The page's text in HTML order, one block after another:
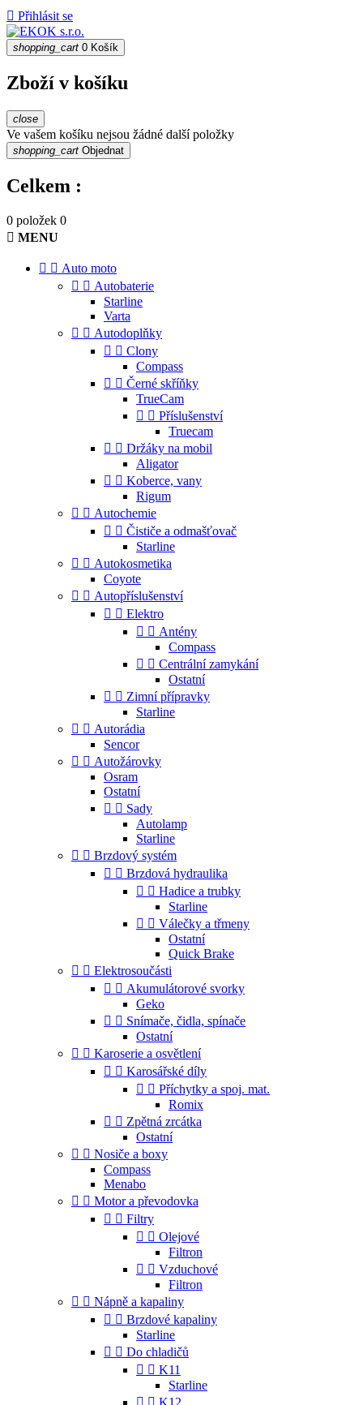
 Přihlásit se
shopping_cart 0 Košík
Zboží v košíku
close
Ve vašem košíku nejsou žádné další položky
shopping_cart Objednat
Celkem :
0 položek 0
 MENU
  Auto moto
  Autobaterie
Starline
Varta
  Autodoplňky
  Clony
Compass
  Černé skříňky
TrueCam
  Příslušenství
Truecam
  Držáky na mobil
Aligator
  Koberce, vany
Rigum
  Autochemie
  Čističe a odmašťovač
Starline
  Autokosmetika
Coyote
  Autopříslušenství
  Elektro
  Antény
Compass
  Centrální zamykání
Ostatní
  Zimní přípravky
Starline
  Autorádia
Sencor
  Autožárovky
Osram
Ostatní
  Sady
Autolamp
Starline
  Brzdový systém
  Brzdová hydraulika
  Hadice a trubky
Starline
  Válečky a třmeny
Ostatní
Quick Brake
  Elektrosoučásti
  Akumulátorové svorky
Geko
  Snímače, čidla, spínače
Ostatní
  Karoserie a osvětlení
  Karosářské díly
  Příchytky a spoj. mat.
Romix
  Zpětná zrcátka
Ostatní
  Nosiče a boxy
Compass
Menabo
  Motor a převodovka
  Filtry
  Olejové
Filtron
  Vzduchové
Filtron
  Nápně a kapaliny
  Brzdové kapaliny
Starline
  Do chladičů
  K11
Starline
  K12